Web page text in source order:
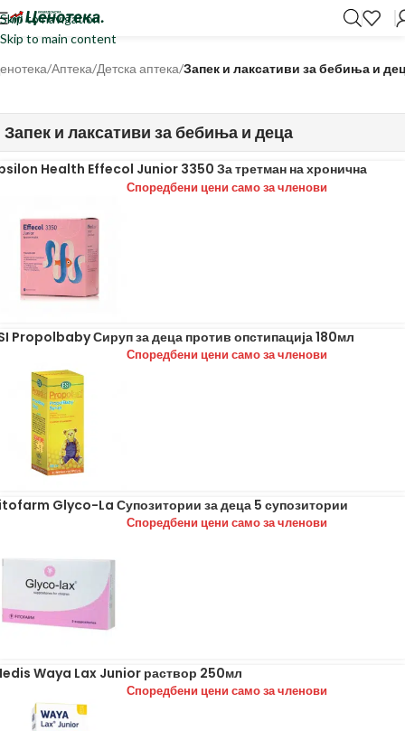
Skip to navigation
Skip to main content
/Аптека/Детска аптека/Запек и лаксативи за бебиња и
Запек и лаксативи за бебиња и деца
Health Effecol Junior 3350 За третман на хронична
24 кесичкиСпоредбени цени само за членови
Propolbaby Сируп за деца против опстипација 180мл
Споредбени цени само за членови
Glyco-La Супозитории за деца 5 супозитории
Споредбени цени само за членови
Waya Lax Junior раствор 250мл
Споредбени цени само за членови